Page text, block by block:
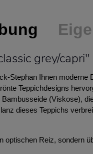
grey/capri"
Stephan Ihnen moderne
Teppichdesigns
(Viskose),
dieses Teppichs
optischen Reiz, sondern